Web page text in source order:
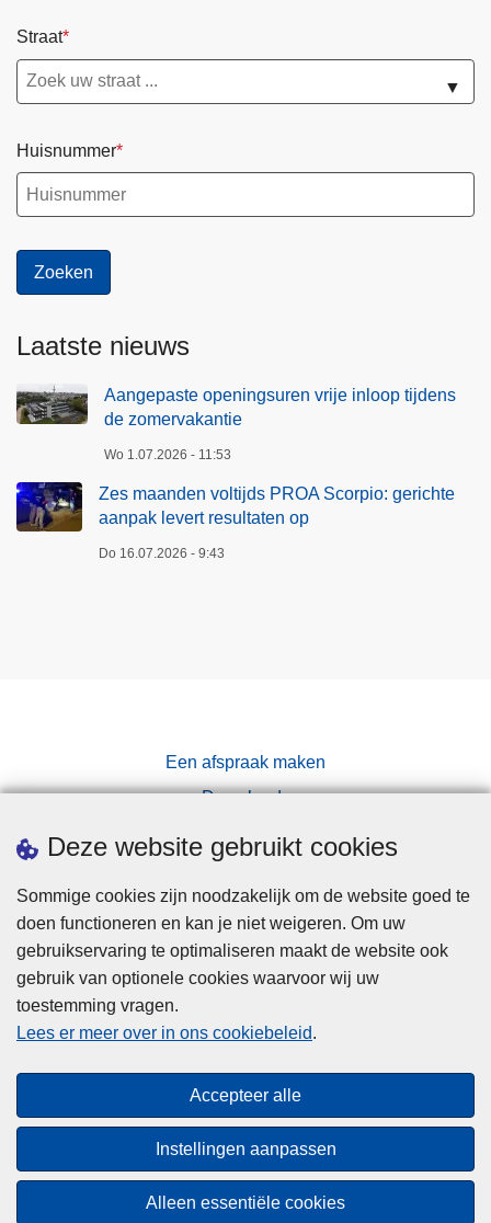
Deze website gebruikt cookies
Sommige cookies zijn noodzakelijk om de website goed te
doen functioneren en kan je niet weigeren. Om uw
gebruikservaring te optimaliseren maakt de website ook
gebruik van optionele cookies waarvoor wij uw
toestemming vragen.
Lees er meer over in ons cookiebeleid.
Accepteer alle
Instellingen aanpassen
Alleen essentiële cookies
Straat
▼
Huisnummer
Laatste nieuws
Aangepaste openingsuren vrije inloop tijdens
de zomervakantie
Wo 1.07.2026 - 11:53
Zes maanden voltijds PROA Scorpio: gerichte
aanpak levert resultaten op
Do 16.07.2026 - 9:43
Een afspraak maken
Downloads
Pers
Privacy
Toegankelijkheid
© 2026 Politie.be